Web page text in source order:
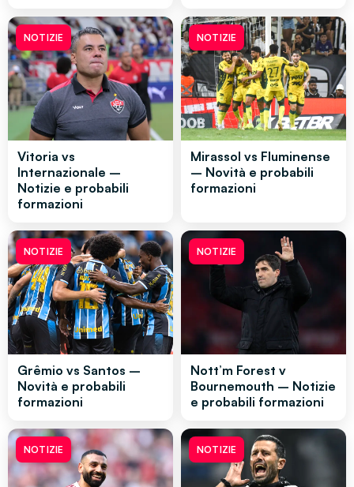
NOTIZIE
Vitoria vs
Internazionale –
Notizie e probabili
formazioni
NOTIZIE
Mirassol vs Fluminense
– Novità e probabili
formazioni
NOTIZIE
Grêmio vs Santos –
Novità e probabili
formazioni
NOTIZIE
Nott’m Forest v
Bournemouth – Notizie
e probabili formazioni
NOTIZIE NOTIZIE